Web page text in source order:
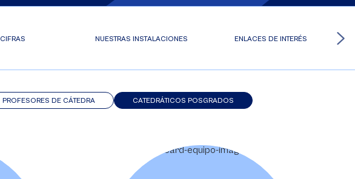
CIFRAS NUESTRAS INSTALACIONES ENLACES DE INTERÉS
CATEDRÁTICOS POSGRADOS
PROFESORES DE CÁTEDRA